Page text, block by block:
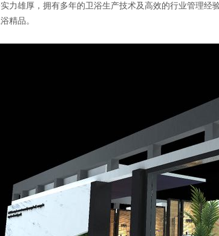
力雄厚，拥有多年的卫浴生产技术及高效的行业管理
精品。